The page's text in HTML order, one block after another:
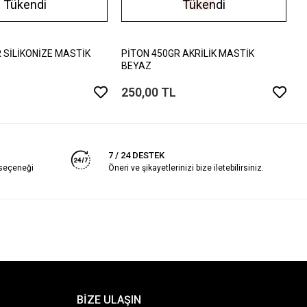
Tükendi
SİLİKONİZE MASTİK
Tükendi
PİTON 450GR AKRİLİK MASTİK
BEYAZ
250,00 TL
7 / 24 DESTEK
Öneri ve şikayetlerinizi bize iletebilirsiniz.
BİZE ULAŞIN